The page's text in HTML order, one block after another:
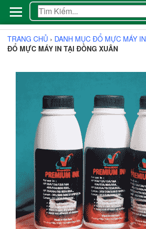
TRANG CHỦ › DANH MỤC ĐỔ MỰC MÁY IN
ĐỔ MỰC MÁY IN TẠI ĐỒNG XUÂN